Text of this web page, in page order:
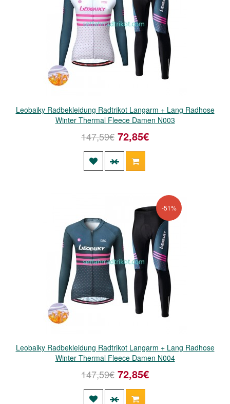
Leobaiky Radbekleidung Radtrikot Langarm + Lang Radhose
Winter Thermal Fleece Damen N003
147,59€ 72,85€
-51%
Leobaiky Radbekleidung Radtrikot Langarm + Lang Radhose
Winter Thermal Fleece Damen N004
147,59€ 72,85€